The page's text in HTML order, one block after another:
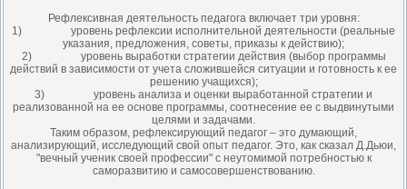
Рефлексивная деятельность педагога включает три уровня:
1) уровень рефлексии исполнительной деятельности (реальные
указания, предложения, советы, приказы к действию);
2) уровень выработки стратегии действия (выбор программы
действий в зависимости от учета сложившейся ситуации и готовность к ее
решению учащихся);
3) уровень анализа и оценки выработанной стратегии и
реализованной на ее основе программы, соотнесение ее с выдвинутыми
целями и задачами.
Таким образом, рефлексирующий педагог – это думающий,
анализирующий, исследующий свой опыт педагог. Это, как сказал Д.Дьюи,
"вечный ученик своей профессии" с неутомимой потребностью к
саморазвитию и самосовершенствованию.